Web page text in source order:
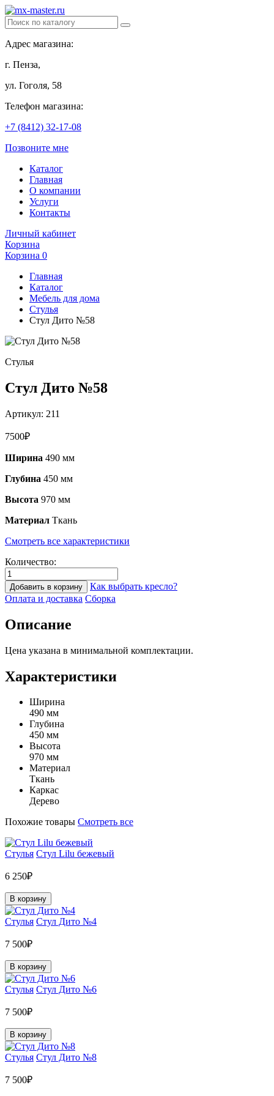
Адрес магазина:
г. Пенза,
ул. Гоголя, 58
Телефон магазина:
+7 (8412) 32-17-08
Позвоните мне
Каталог
Главная
О компании
Услуги
Контакты
Личный кабинет
Корзина
Корзина 0
Главная
Каталог
Мебель для дома
Стулья
Стул Дито №58
Стулья
Стул Дито №58
Артикул: 211
7500₽
Ширина 490 мм
Глубина 450 мм
Высота 970 мм
Материал Ткань
Смотреть все характеристики
Количество:
Добавить в корзину
Как выбрать кресло?
Оплата и доставка Сборка
Описание
Цена указана в минимальной комплектации.
Характеристики
Ширина
490 мм
Глубина
450 мм
Высота
970 мм
Материал
Ткань
Каркас
Дерево
Похожие товары Смотреть все
Стулья Стул Lilu бежевый
6 250₽
В корзину
Стулья Стул Дито №4
7 500₽
В корзину
Стулья Стул Дито №6
7 500₽
В корзину
Стулья Стул Дито №8
7 500₽